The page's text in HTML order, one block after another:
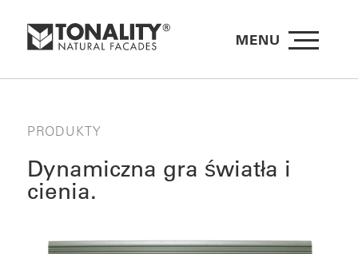
MENU
PRODUKTY
Dynamiczna gra światła i
cienia.